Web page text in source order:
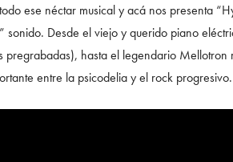
ese néctar musical y acá nos presenta
sonido. Desde el viejo y querido piano
hasta el legendario Mellotron
entre la psicodelia y el rock progresivo.